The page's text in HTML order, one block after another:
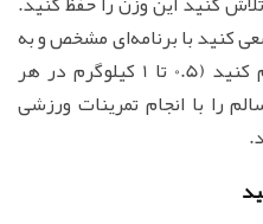
کنید با برنامه‌ای مشخص و به
صورت آهسته و پیوسته وزن کم کنید (0.5 تا 1 کیلوگرم در هر
را با انجام تمرینات ورزشی